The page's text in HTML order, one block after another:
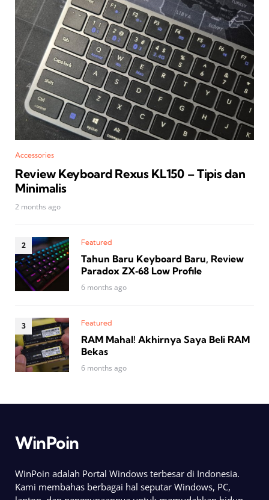
Accessories
Review Keyboard Rexus KL150 – Tipis dan
Minimalis
2 months ago
Featured
Tahun Baru Keyboard Baru, Review
Paradox ZX‑68 Low Profile
6 months ago
Featured
RAM Mahal! Akhirnya Saya Beli RAM
Bekas
6 months ago
WinPoin
WinPoin adalah Portal Windows terbesar di Indonesia.
Kami membahas berbagai hal seputar Windows, PC,